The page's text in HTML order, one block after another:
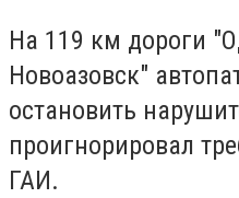
На 119 км дороги
Новоазовск"
остановить
проигнорировал
ГАИ.